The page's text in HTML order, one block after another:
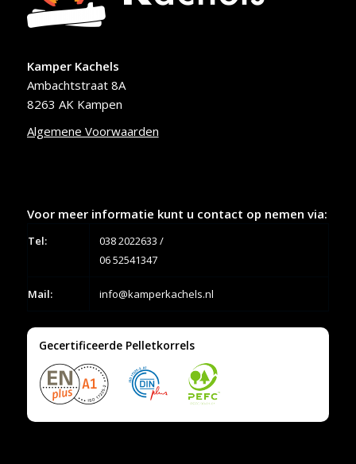
Kamper Kachels
Ambachtstraat 8A
8263 AK Kampen
Algemene Voorwaarden
Voor meer informatie kunt u contact op nemen via:
Tel: 038 2022633 /
06 52541347
Mail: info@kamperkachels.nl
Gecertificeerde Pelletkorrels